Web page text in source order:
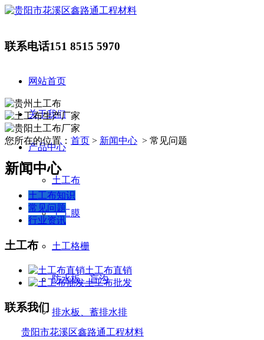
联系电话151 8515 5970
网站首页
关于我们
产品中心
土工布
土工膜
土工格栅
防水板、盲沟
排水板、蓄排水排
您所在的位置： 首页 > 新闻中心 > 常见问题
新闻中心
土工布知识
常见问题
行业资讯
土工布
土工布直销
土工布批发
联系我们
贵阳市花溪区鑫路通工程材料